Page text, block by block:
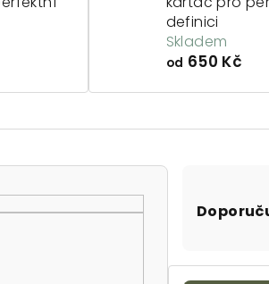
definici
Skladem
od 650 Kč
a
z